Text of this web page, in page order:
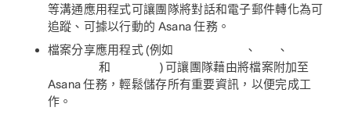
等溝通應用程式可讓團隊將對話和電子郵件轉化為可
追蹤、可據以行動的 Asana 任務。
檔案分享應用程式 (例如
、
、
和
) 可讓團隊藉由將檔案附加至
Asana 任務，輕鬆儲存所有重要資訊，以便完成工
作。